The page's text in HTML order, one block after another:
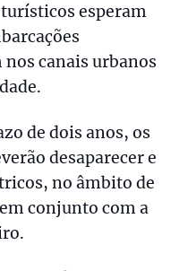
esperam
canais urbanos
de dois anos, os
desaparecer e
no âmbito de
conjunto com a